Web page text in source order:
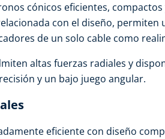
cónicos eficientes,
con el diseño, permiten
de un solo cable como
altas fuerzas radiales y
y un bajo juego angular.
eficiente con diseño